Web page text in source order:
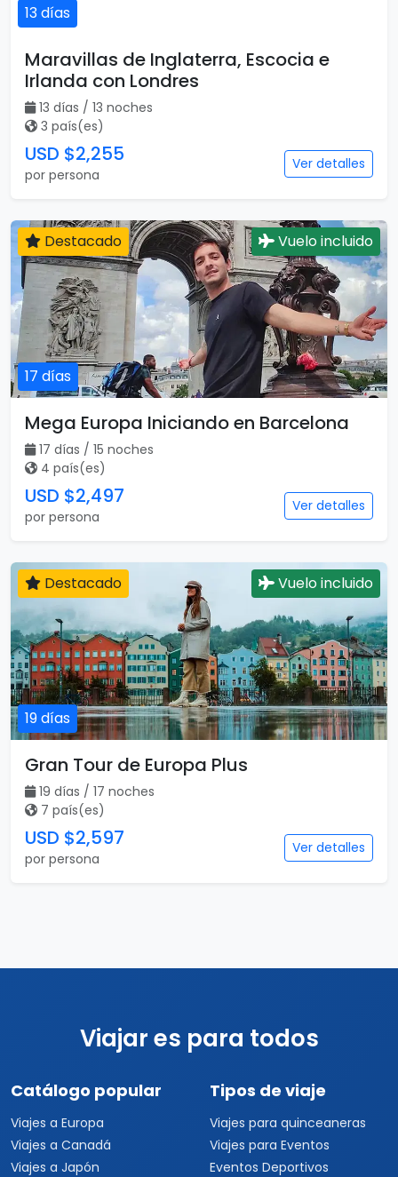
13 días
Maravillas de Inglaterra, Escocia e
Irlanda con Londres
13 días / 13 noches
3 país(es)
USD $2,255
por persona
Ver detalles
17 días
Destacado Vuelo incluido
Mega Europa Iniciando en Barcelona
17 días / 15 noches
4 país(es)
USD $2,497
por persona
Ver detalles
19 días
Destacado Vuelo incluido
Gran Tour de Europa Plus
19 días / 17 noches
7 país(es)
USD $2,597
por persona
Ver detalles
Viajar es para todos
Catálogo popular
Viajes a Europa
Viajes a Canadá
Viajes a Japón
Tipos de viaje
Viajes para quinceaneras
Viajes para Eventos
Eventos Deportivos